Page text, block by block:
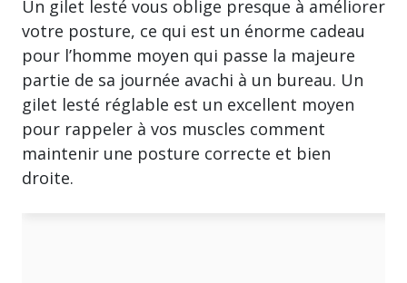
Un gilet lesté vous oblige presque à améliorer
votre posture, ce qui est un énorme cadeau
pour l’homme moyen qui passe la majeure
partie de sa journée avachi à un bureau. Un
gilet lesté réglable est un excellent moyen
pour rappeler à vos muscles comment
maintenir une posture correcte et bien
droite.